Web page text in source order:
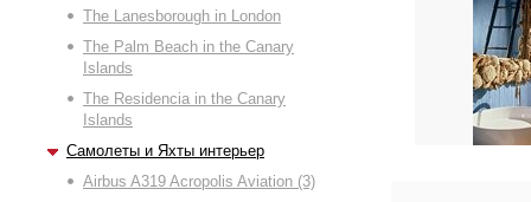
The Lanesborough in London
The Palm Beach in the Canary
Islands
The Residencia in the Canary
Islands
Самолеты и Яхты интерьер
Airbus A319 Acropolis Aviation (3)